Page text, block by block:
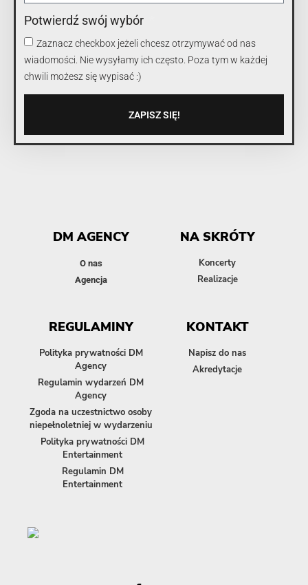
Potwierdź swój wybór
Zaznacz checkbox jeżeli chcesz otrzymywać od nas
wiadomości. Nie wysyłamy ich często. Poza tym w każdej
chwili możesz się wypisać :)
ZAPISZ SIĘ!
DM AGENCY
O nas
Agencja
NA SKRÓTY
Koncerty
Realizacje
REGULAMINY
Polityka prywatności DM
Agency
Regulamin wydarzeń DM
Agency
Zgoda na uczestnictwo osoby
niepełnoletniej w wydarzeniu
Polityka prywatności DM
Entertainment
Regulamin DM
Entertainment
KONTAKT
Napisz do nas
Akredytacje